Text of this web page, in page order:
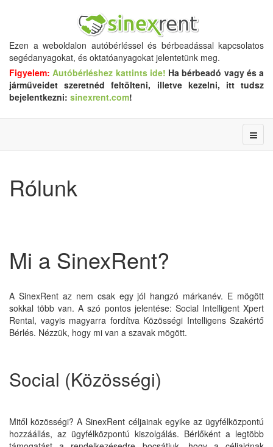
Ezen a weboldalon autóbérléssel és bérbeadással kapcsolatos
segédanyagokat, és oktatóanyagokat jelentetünk meg.
Figyelem: Autóbérléshez kattints ide! Ha bérbeadó vagy és a
járműveidet szeretnéd feltölteni, illetve kezelni, itt tudsz
bejelentkezni: sinexrent.com!
Rólunk
Mi a SinexRent?
A SinexRent az nem csak egy jól hangzó márkanév. E mögött
sokkal több van. A szó pontos jelentése: Social Intelligent Xpert
Rental, vagyis magyarra fordítva Közösségi Intelligens Szakértő
Bérlés. Nézzük, hogy mi van a szavak mögött.
Social (Közösségi)
Mitől közösségi? A SinexRent céljainak egyike az ügyfélközpontú
hozzáállás, az ügyfélközpontú kiszolgálás. Bérlőként a legtöbb